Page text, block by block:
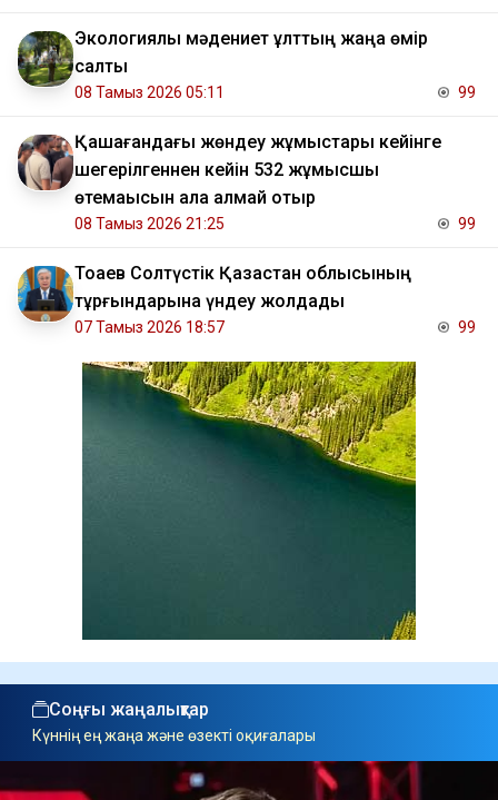
Экологиялық мәдениет ұлттың жаңа өмір
салты
08 Тамыз 2026 05:11 99
Қашағандағы жөндеу жұмыстары кейінге
шегерілгеннен кейін 532 жұмысшы
өтемақысын ала алмай отыр
08 Тамыз 2026 21:25 99
Тоқаев Солтүстік Қазақстан облысының
тұрғындарына үндеу жолдады
07 Тамыз 2026 18:57 99
Соңғы жаңалықтар
Күннің ең жаңа және өзекті оқиғалары